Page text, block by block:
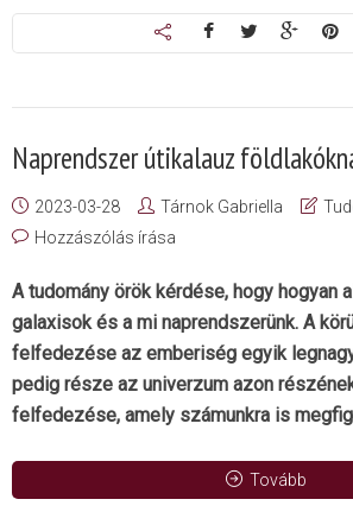
Naprendszer útikalauz
2023-03-28 Tárnok Gabriella
Hozzászólás írása
A tudomány örök kérdése, hogy hogyan
galaxisok és a mi naprendszerünk. A
felfedezése az emberiség egyik
pedig része az univerzum azon
felfedezése, amely számunkra is
Tovább